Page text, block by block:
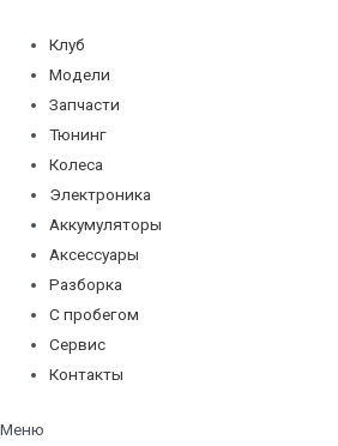
содержимому
Клуб
Модели
Запчасти
Тюнинг
Колеса
Электроника
Аккумуляторы
Аксессуары
Разборка
С пробегом
Сервис
Контакты
Меню